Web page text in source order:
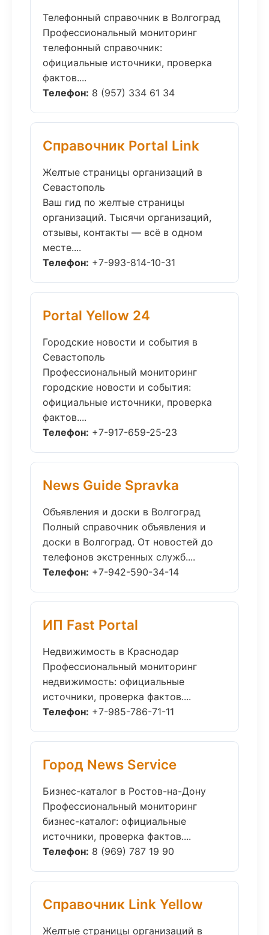
Телефонный справочник в Волгоград
Профессиональный мониторинг
телефонный справочник:
официальные источники, проверка
фактов....
Телефон: 8 (957) 334 61 34
Справочник Portal Link
Желтые страницы организаций в
Севастополь
Ваш гид по желтые страницы
организаций. Тысячи организаций,
отзывы, контакты — всё в одном
месте....
Телефон: +7-993-814-10-31
Portal Yellow 24
Городские новости и события в
Севастополь
Профессиональный мониторинг
городские новости и события:
официальные источники, проверка
фактов....
Телефон: +7-917-659-25-23
News Guide Spravka
Объявления и доски в Волгоград
Полный справочник объявления и
доски в Волгоград. От новостей до
телефонов экстренных служб....
Телефон: +7-942-590-34-14
ИП Fast Portal
Недвижимость в Краснодар
Профессиональный мониторинг
недвижимость: официальные
источники, проверка фактов....
Телефон: +7-985-786-71-11
Город News Service
Бизнес-каталог в Ростов-на-Дону
Профессиональный мониторинг
бизнес-каталог: официальные
источники, проверка фактов....
Телефон: 8 (969) 787 19 90
Справочник Link Yellow
Желтые страницы организаций в